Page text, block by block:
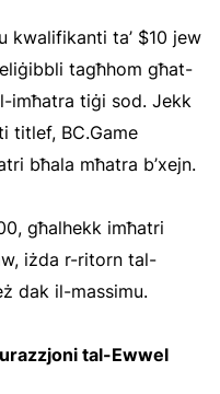
kwalifikanti ta’ $10 jew
tagħhom għat-
imħatra tiġi sod. Jekk
titlef, BC.Game
bħala mħatra b’xejn.
għalhekk imħatri
iżda r-ritorn tal-
dak il-massimu.
tal-Ewwel